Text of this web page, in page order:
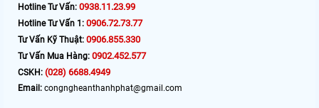
Hotline Tư Vấn: 0938.11.23.99
Hotline Tư Vấn 1: 0906.72.73.77
Tư Vấn Kỹ Thuật: 0906.855.330
Tư Vấn Mua Hàng: 0902.452.577
CSKH: (028) 6688.4949
Email: congngheanthanhphat@gmail.com